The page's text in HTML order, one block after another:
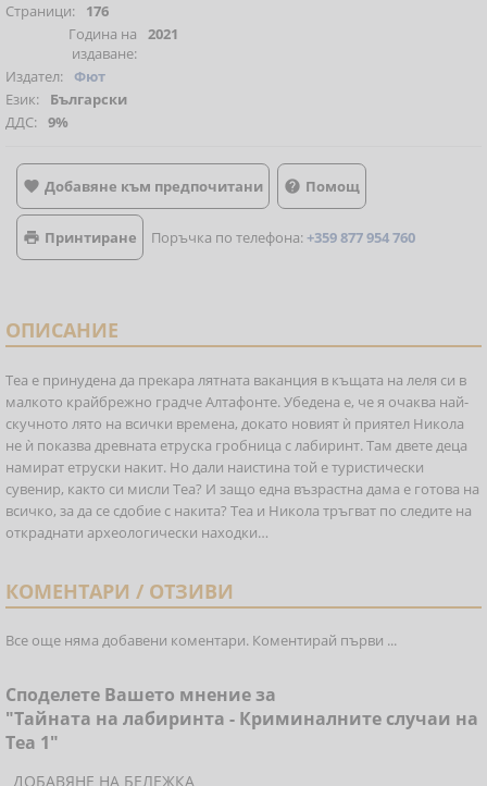
Страници:
176
Година на
издаване:
2021
Издател: Фют
Език:
Български
ДДС: 9%
 Добавяне към предпочитани  Помощ
 Принтиране Поръчка по телефона:+359 877 954 760
ОПИСАНИЕ
Теа е принудена да прекара лятната ваканция в къщата на леля си в
малкото крайбрежно градче Алтафонте. Убедена е, че я очаква най-
скучното лято на всички времена, докато новият ѝ приятел Никола
не ѝ показва древната етруска гробница с лабиринт. Там двете деца
намират етруски накит. Но дали наистина той е туристически
сувенир, както си мисли Теа? И защо една възрастна дама е готова на
всичко, за да се сдобие с накита? Теа и Никола тръгват по следите на
откраднати археологически находки…
КОМЕНТАРИ / ОТЗИВИ
Все още няма добавени коментари. Коментирай първи ...
Споделете Вашето мнение за
"Тайната на лабиринта - Криминалните случаи на
Теа 1"
ДОБАВЯНЕ НА БЕЛЕЖКА